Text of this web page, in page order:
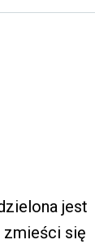
jest
zmieści się